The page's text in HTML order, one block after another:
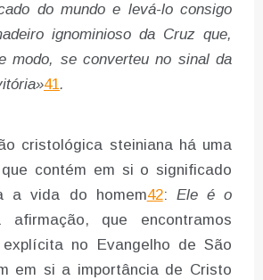
do mundo e levá-lo consigo
ignominioso da Cruz que,
modo, se converteu no sinal da
41.
cristológica steiniana há uma
contém em si o significado
a vida do homem42: Ele é o
que encontramos
explícita no Evangelho de São
em si a importância de Cristo